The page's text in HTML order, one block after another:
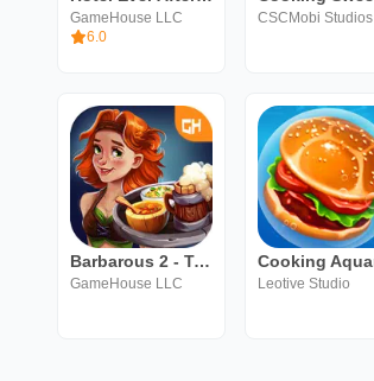
GameHouse LLC
6.0
CSCMobi Studios
Barbarous 2 - Tavern Wars
GameHouse LLC Leotive Studio